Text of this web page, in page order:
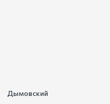
Дымовский